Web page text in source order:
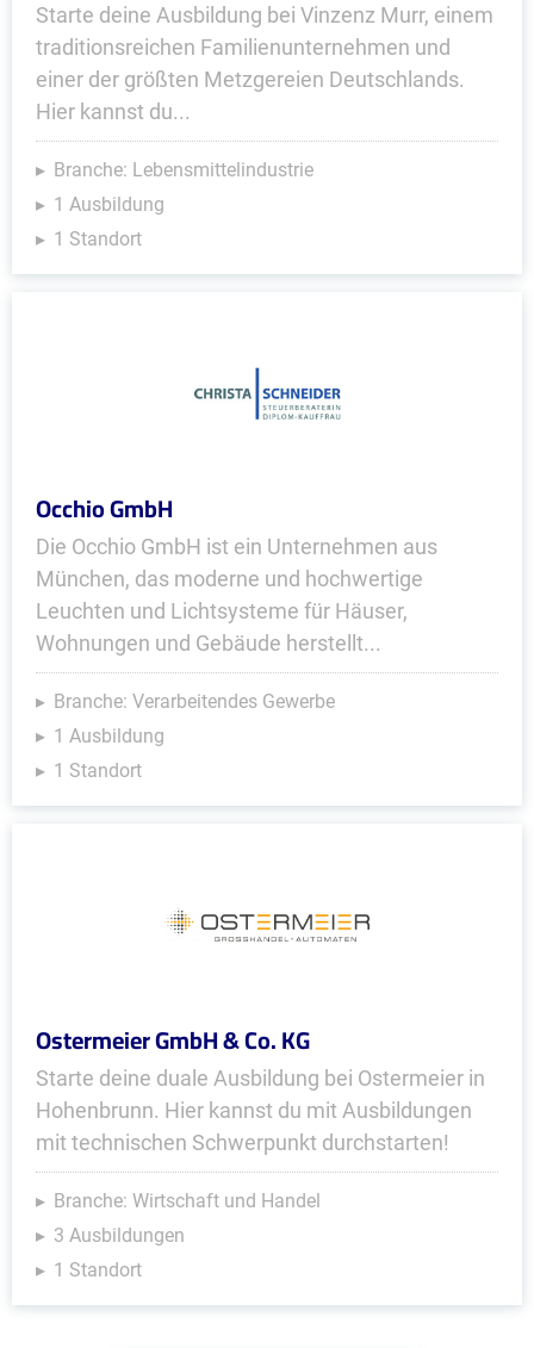
Starte deine Ausbildung bei Vinzenz Murr, einem
traditionsreichen Familienunternehmen und
einer der größten Metzgereien Deutschlands.
Hier kannst du...
Branche: Lebensmittelindustrie
1 Ausbildung
1 Standort
Occhio GmbH
Die Occhio GmbH ist ein Unternehmen aus
München, das moderne und hochwertige
Leuchten und Lichtsysteme für Häuser,
Wohnungen und Gebäude herstellt...
Branche: Verarbeitendes Gewerbe
1 Ausbildung
1 Standort
Ostermeier GmbH & Co. KG
Starte deine duale Ausbildung bei Ostermeier in
Hohenbrunn. Hier kannst du mit Ausbildungen
mit technischen Schwerpunkt durchstarten!
Branche: Wirtschaft und Handel
3 Ausbildungen
1 Standort